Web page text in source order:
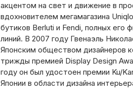
акцентом на свет и движение в
вдохновителем мегамагазина
бутиков Berluti и Fendi, полных его
линий. В 2007 году Гвенаэль
Японским обществом дизайнеров
трижды премией Display Design
году он был удостоен премии Ku/
Японии в области дизайна